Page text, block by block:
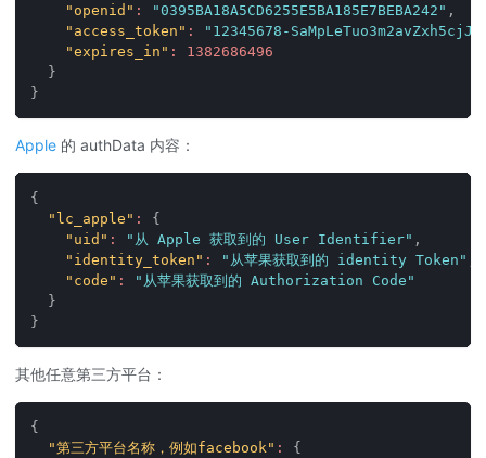
"openid" : "0395BA18A5CD6255E5BA185E7BEBA242" ,
"access_token" :
"12345678-
"expires_in" :
1382686496
}
}
Apple 的 authData 内容：
{
"lc_apple" :
{
"uid" : "从 Apple 获取到的 User Identifier" ,
"identity_token" : "从苹果获取到的 identity Token"
"code" :
"从苹果获取到的 Authorization Code"
}
}
其他任意第三方平台：
{
"第三方平台名称，例如facebook" :
{